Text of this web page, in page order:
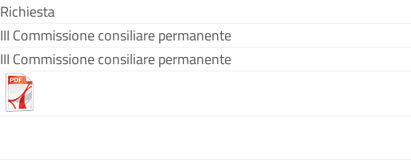
Richiesta
III Commissione consiliare permanente
III Commissione consiliare permanente